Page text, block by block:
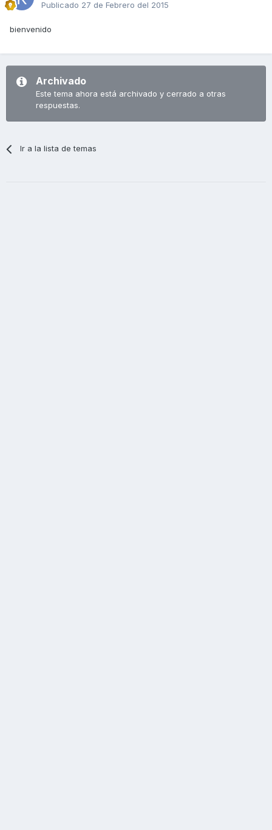
Publicado 27 de Febrero del 2015
bienvenido
Archivado
Este tema ahora está archivado y cerrado a otras
respuestas.
Ir a la lista de temas